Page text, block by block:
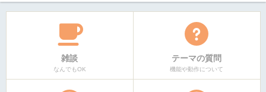
雑談
なんでもOK
テーマの質問
機能や動作について